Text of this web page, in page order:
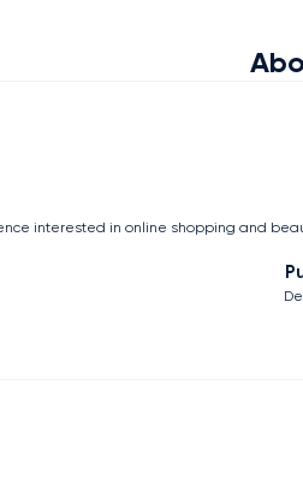
interested in online shopping and